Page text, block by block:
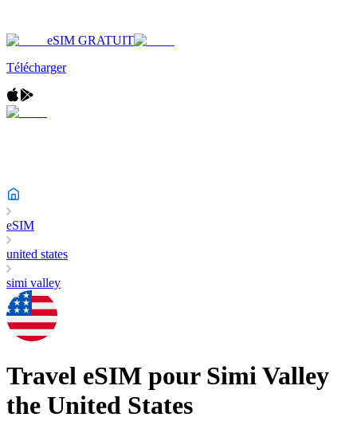
eSIM GRATUIT
Télécharger
eSIM
united states
simi valley
Travel eSIM pour Simi Valley
the United States